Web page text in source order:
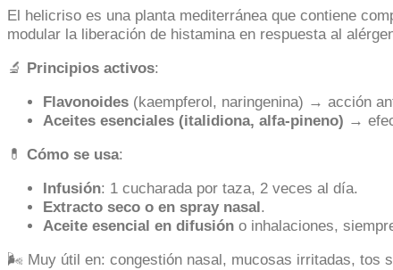
El helicriso es una planta mediterránea que contiene
modular la liberación de histamina en respuesta al
🔬
Principios activos:
Flavonoides (kaempferol, naringenina) → acción
Aceites esenciales (italidiona, alfa-pineno) →
💊 Cómo se usa:
Infusión: 1 cucharada por taza, 2 veces al día.
Extracto seco o en spray nasal .
Aceite esencial en difusión o inhalaciones,
🌬️ Muy útil en: congestión nasal, mucosas irritadas, tos